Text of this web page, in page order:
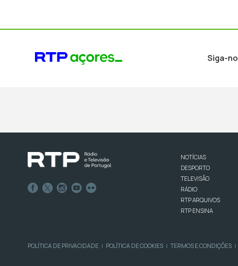
Siga-
NOTÍCIAS
DESPORTO
TELEVISÃO
RÁDIO
RTP ARQUIVOS
RTP ENSINA
POLÍTICA DE PRIVACIDADE | POLÍTICA DE COOKIES | TERMOS E CONDIÇÕES |